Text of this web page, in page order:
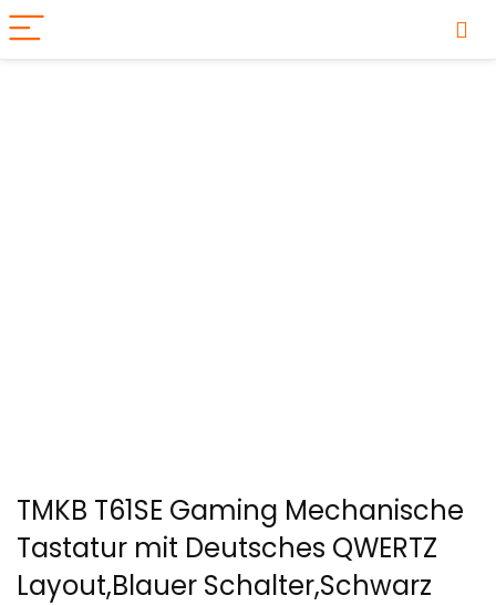
TMKB T61SE Gaming Mechanische
Tastatur mit Deutsches QWERTZ
Layout,Blauer Schalter,Schwarz